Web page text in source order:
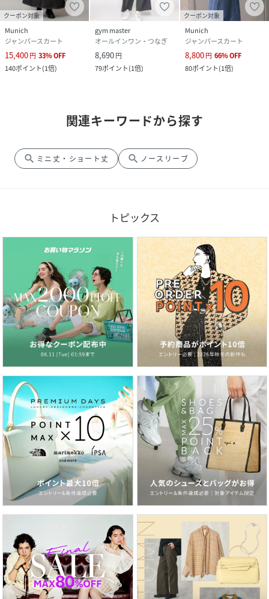
クーポン対象
Munich
ジャンパースカート
15,400円 33%OFF
140ポイント(1倍)
gym master
オールインワン・つなぎ
8,690円
79ポイント(1倍)
クーポン対象
Munich
ジャンパースカート
8,800円 66%OFF
80ポイント(1倍)
関連キーワードから探す
search ミニ丈・ショート丈 search ノースリーブ
トピックス